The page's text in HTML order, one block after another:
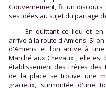
Gouvernement, fit un
ses idées au sujet du partage
En quittant ce lieu et en
arrive à la route d'Amiens. Si
d'Amiens et l'on arrive à
Marché aux Chevaux ; elle
établissement des Frères des
de la place se trouve une
gracieux, surmontée d'une